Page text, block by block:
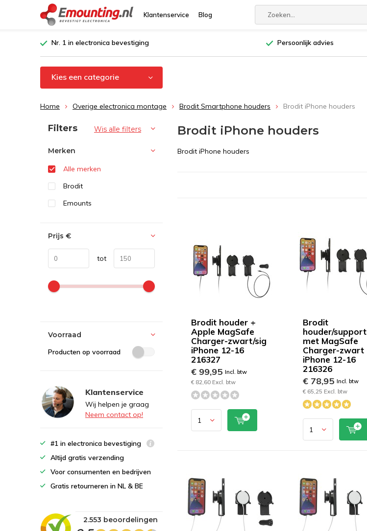
Klantenservice Blog
Nr. 1 in electronica bevestiging Persoonlijk advies
Kies een categorie
Home Overige electronica montage Brodit Smartphone houders Brodit iPhone houders
Brodit iPhone houders
Brodit iPhone houders
Brodit houder +
Apple MagSafe
Charger-zwart/sig
iPhone 12-16
216327
€ 99,95 Incl. btw
€ 82,60 Excl. btw
Brodit
houder/support
met MagSafe
Charger-zwart
iPhone 12-16
216326
€ 78,95Incl. btw
€ 65,25 Excl. btw
Sorteren op:
Filters Wis alle filters
Merken
Alle merken
Brodit
Emounts
Prijs €
tot
Voorraad
Producten op voorraad
Klantenservice
Wij helpen je graag
Neem contact op!
#1 in electronica bevestiging
Altijd gratis verzending
Voor consumenten en bedrijven
Gratis retourneren in NL & BE
2.553 beoordelingen